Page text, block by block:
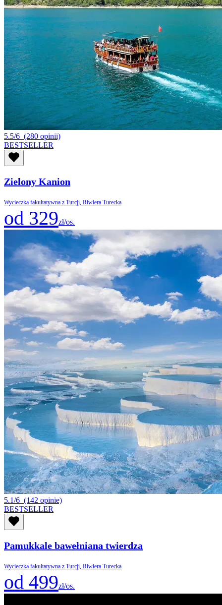
5.5/6 (280 opinii)
BESTSELLER
Zielony Kanion
Wycieczka fakultatywna z Turcji, Riwiera Turecka
od 329zł/os.
5.1/6 (142 opinie)
BESTSELLER
Pamukkale bawełniana twierdza
Wycieczka fakultatywna z Turcji, Riwiera Turecka
od 499zł/os.